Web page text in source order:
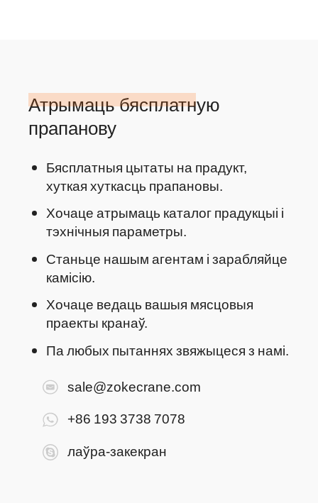
Атрымаць бясплатную
прапанову
Бясплатныя цытаты на прадукт,
хуткая хуткасць прапановы.
Хочаце атрымаць каталог прадукцыі і
тэхнічныя параметры.
Станьце нашым агентам і зарабляйце
камісію.
Хочаце ведаць вашыя мясцовыя
праекты кранаў.
Па любых пытаннях звяжыцеся з намі.
sale@zokecrane.com
+86 193 3738 7078
лаўра-закекран